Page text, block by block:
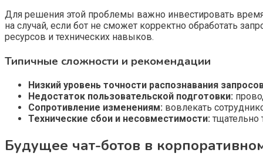
Для решения этой проблемы важно инвестировать
на случай, если бот не сможет корректно обработать
ресурсов и технических навыков.
Типичные сложности и рекомендации
Низкий уровень точности распознавания
Недостаток пользовательской подготовки:
Сопротивление изменениям: вовлекать
Технические сбои и несовместимости: тщательно
Будущее чат-ботов в